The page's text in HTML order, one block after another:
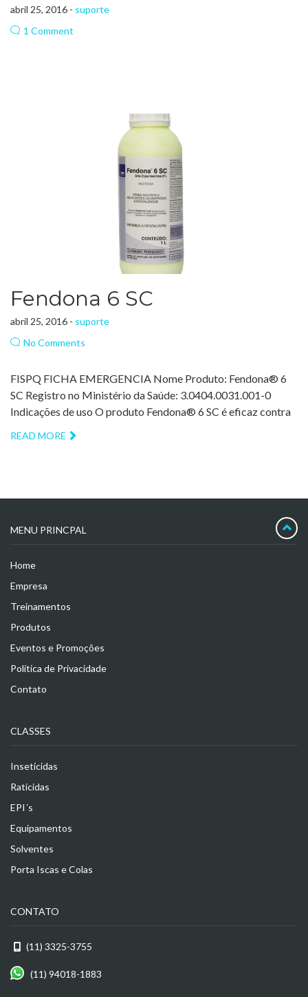
abril 25, 2016 - suporte
1 Comment
Fendona 6 SC
abril 25, 2016 - suporte
No Comments
FISPQ FICHA EMERGENCIA Nome Produto: Fendona® 6
SC Registro no Ministério da Saúde: 3.0404.0031.001-0
Indicações de uso O produto Fendona® 6 SC é eficaz contra
READ MORE
MENU PRINCPAL
Home
Empresa
Treinamentos
Produtos
Eventos e Promoções
Política de Privacidade
Contato
CLASSES
Inseticidas
Raticidas
EPI´s
Equipamentos
Solventes
Porta Iscas e Colas
CONTATO
(11) 3325-3755
(11) 94018-1883